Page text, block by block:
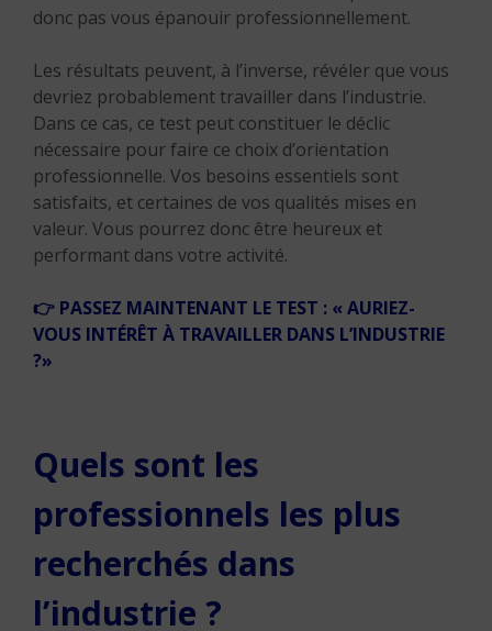
donc pas vous épanouir professionnellement.
Les résultats peuvent, à l’inverse, révéler que vous
devriez probablement travailler dans l’industrie.
Dans ce cas, ce test peut constituer le déclic
nécessaire pour faire ce choix d’orientation
professionnelle. Vos besoins essentiels sont
satisfaits, et certaines de vos qualités mises en
valeur. Vous pourrez donc être heureux et
performant dans votre activité.
👉 PASSEZ MAINTENANT LE TEST : « AURIEZ-
VOUS INTÉRÊT À TRAVAILLER DANS L’INDUSTRIE
?»
Quels sont les
professionnels les plus
recherchés dans
l’industrie ?